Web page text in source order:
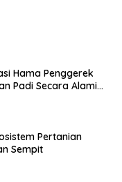
Hama Penggerek
Padi Secara Alami
Pertanian
Sempit